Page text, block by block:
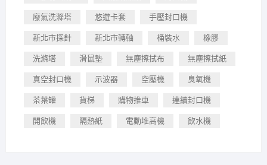
廢氣洗滌塔 悠遊卡套 手壓封口機
新北市探針 新北市轉軸 桶裝水 橡膠
洗滌塔 滑鼠墊 無塵擦拭布 無塵擦拭紙
真空封口機 示波器 空壓機 臭氧機
茶葉罐 貨梯 購物推車 連續封口機
開飲機 隔熱紙 電動堆高機 飲水機